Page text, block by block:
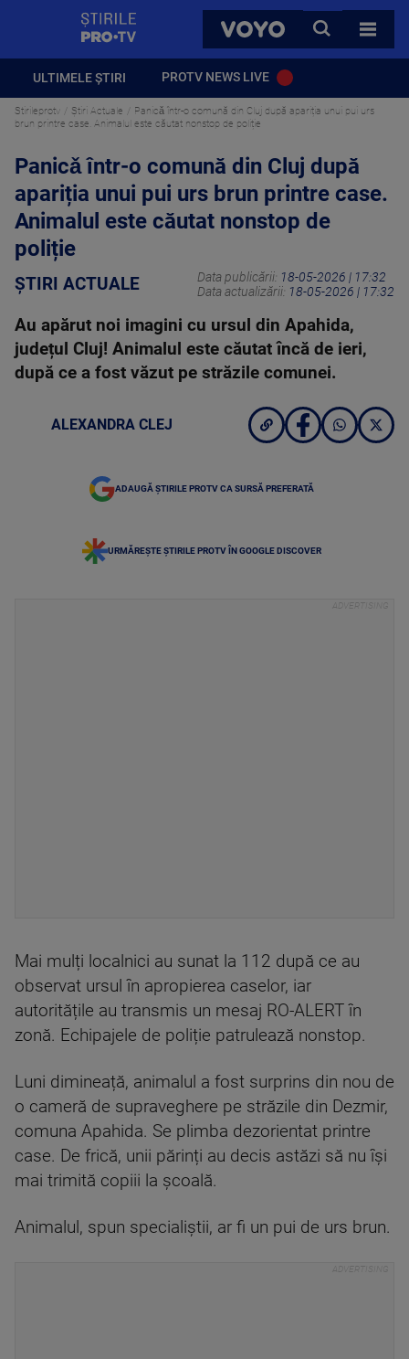
VOYO
CAUTA
TOATE
ULTIMELE ȘTIRI PROTV NEWS LIVE
Stirileprotv Știri Actuale
Panicǎ într-o comună din Cluj după apariția unui pui urs
brun printre case. Animalul este căutat nonstop de poliție
Panicǎ într-o comună din Cluj după
apariția unui pui urs brun printre case.
Animalul este căutat nonstop de
poliție
ȘTIRI ACTUALE Data publicării: 18-05-2026 | 17:32
Data actualizării: 18-05-2026 | 17:32
Au apărut noi imagini cu ursul din Apahida,
județul Cluj! Animalul este căutat încă de ieri,
după ce a fost văzut pe străzile comunei.
ALEXANDRA CLEJ
ADAUGĂ ȘTIRILE PROTV CA SURSĂ PREFERATĂ
URMĂREȘTE ȘTIRILE PROTV ÎN GOOGLE DISCOVER
Mai mulți localnici au sunat la 112 după ce au
observat ursul în apropierea caselor, iar
autoritățile au transmis un mesaj RO-ALERT în
zonă. Echipajele de poliție patrulează nonstop.
Luni dimineață, animalul a fost surprins din nou de
o cameră de supraveghere pe străzile din Dezmir,
comuna Apahida. Se plimba dezorientat printre
case. De frică, unii părinți au decis astăzi să nu își
mai trimită copiii la școală.
Animalul, spun specialiștii, ar fi un pui de urs brun.